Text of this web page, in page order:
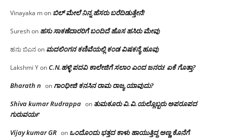
Vinayaka mon ಬಿಲ್ ಮೇಲೆ ನಿನ್ನ ಹೆಸರು ಬರೆದಿಡುತ್ತೇನೆ!
Sureshon ಹಸು ಸಾಕಣೆದಾರರಿಗೆ ಬಂದಿದೆ ಹೊಸ ಹಸಿರು ಮೇವು
ಹನು ಬಿಎನon ಮದಲಿಂಗನ ಕಣಿವೆಯಲ್ಲಿ ಕಂಡ ವಿಷಕನ್ಯೆ ಹೂವು
Lakshmi YonC.N.ಹಳ್ಳಿ ಪದವಿ ಕಾಲೇಜಿಗೆ ಸಲಾಂ‌ ಎಂದ ಜನರು! ಏಕೆ ಗೊತ್ತಾ?
Bharath n onಗಾಂಧೀಜಿ ಕನಸಿನ ರಾಮ ರಾಜ್ಯ ಯಾವುದು?
Shiva kumar Rudrappa on ತುಮಕೂರು‌ ವಿ.ವಿ.ಯಲ್ಲೊಬ್ಬರು ಅಪರೂಪದ
ಗುರುವರ್ಯ
Vijay kumar GR on ಒಂದೊಂದು ಭತ್ತದ ಕಾಳು ಹಾಯುತ್ತಿದ್ದ ಅಣ್ಣ ಕೊನೆಗೆ